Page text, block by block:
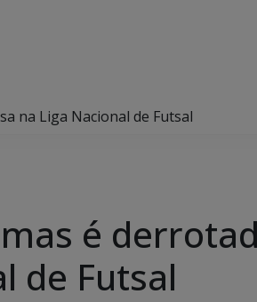
na Liga Nacional de Futsal
é
de Futsal